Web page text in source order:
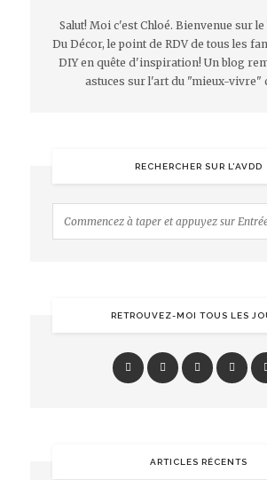
Salut! Moi c'est Chloé. Bienvenue sur le
Du Décor, le point de RDV de tous les
DIY en quête d'inspiration! Un blog
astuces sur l'art du "mieux-vivre"
RECHERCHER SUR L’AVDD
RETROUVEZ-MOI TOUS LES
ARTICLES RÉCENTS